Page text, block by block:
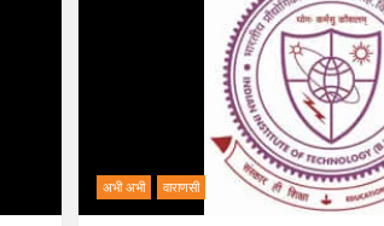
अभी अभी वाराणसी